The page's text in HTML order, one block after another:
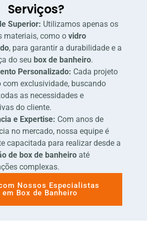
Serviços?
Superior: Utilizamos apenas os
materiais, como o vidro
, para garantir a durabilidade e a
do seu box de banheiro.
Personalizado: Cada projeto
com exclusividade, buscando
as necessidades e
do cliente.
e Expertise: Com anos de
no mercado, nossa equipe é
capacitada para realizar desde a
de box de banheiro até
complexas.
Nossos Especialistas
em Box de Banheiro